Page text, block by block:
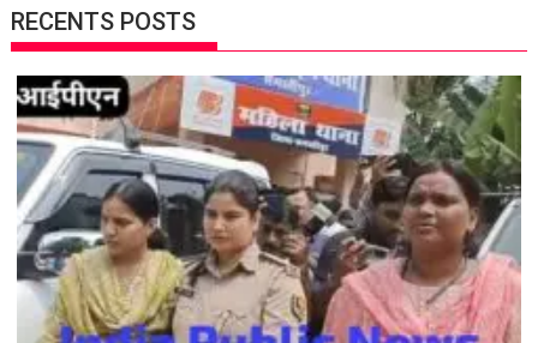
RECENTS POSTS